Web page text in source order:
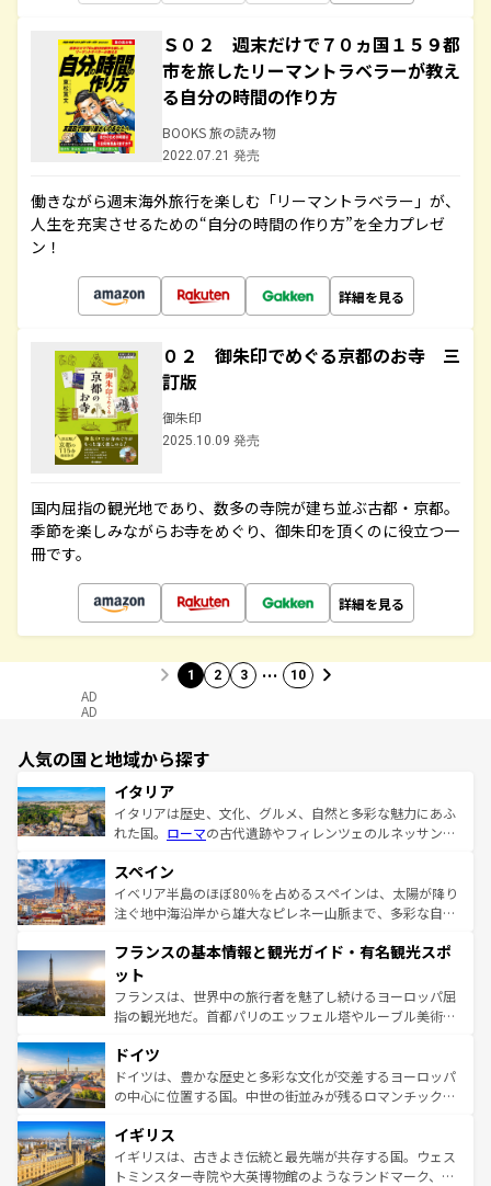
Ｓ０２ 週末だけで７０ヵ国１５９都
市を旅したリーマントラベラーが教え
る自分の時間の作り方
BOOKS 旅の読み物
2022.07.21 発売
働きながら週末海外旅行を楽しむ「リーマントラベラー」が、
人生を充実させるための“自分の時間の作り方”を全力プレゼ
ン！
詳細を見る
０２ 御朱印でめぐる京都のお寺 三
訂版
御朱印
2025.10.09 発売
国内屈指の観光地であり、数多の寺院が建ち並ぶ古都・京都。
季節を楽しみながらお寺をめぐり、御朱印を頂くのに役立つ一
冊です。
詳細を見る
1 2 3 … 10
AD
AD
人気の国と地域から探す
イタリア
イタリアは歴史、文化、グルメ、自然と多彩な魅力にあふ
れた国。 ローマの古代遺跡やフィレンツェのルネッサンス
ろん、トスカーナの美しい田園風景やアマルフィ海岸の絶
景など、自然景観も見逃せない。観光の合間には、本場の
ピザやパスタなど、絶品のイタリア料理を堪能することも
ませてくれるイタリアで、忘れられない旅をしてみよう！
なお、新着のイタリア情報は
しい。
スペイン
イベリア半島のほぼ80％を占めるスペインは、太陽が降り
注ぐ地中海沿岸から雄大なピレネー山脈まで、多彩な自然
文化が根付くこの国では、情熱的なフラメンコ、熱気あふ
れる闘牛、そして美味しいタパスが生活の一部となってい
る。首都マドリードの洗練された雰囲気や、バルセロナの
アートに溢れた街角から、地方では古代ローマ遺跡や中世
せる。地方によって風土や気候が異なるスペインはその個
性で訪れる人を魅了する。 なお、新着のスペイン情報は コ
ンテンツ一覧を参照してほしい。
フランスの基本情報と観光ガイド・有名観光スポ
ット
フランスは、世界中の旅行者を魅了し続けるヨーロッパ屈
指の観光地だ。首都パリのエッフェル塔やルーブル美術館
で、幅広い魅力が詰まっている。華麗な宮殿、歴史的な大
聖堂、美しいビーチ、そして豊かな自然が、訪れる者を心
から魅了する。また、フランスは美食の国としても知ら
いる。シャンパンの発祥地であるランス、プロヴァンスの
香り高いラベンダー畑など、多彩な楽しみ方が可能だ。さ
らに、パリ以外の地域にも魅力が溢れており、どの街角に
ドイツ
ドイツは、豊かな歴史と多彩な文化が交差するヨーロッパ
の中心に位置する国。中世の街並みが残るロマンチック街
顔を持つこの国は、どこを歩いても飽きることがない。ベ
ルリンの文化的活気、バイエルン州のアルプスの絶景、そ
してライン川沿いのワイン畑といった風景は必見。ビール
イギリス
イギリスは、古きよき伝統と最先端が共存する国。ウェス
トミンスター寺院や大英博物館のようなランドマーク、歴